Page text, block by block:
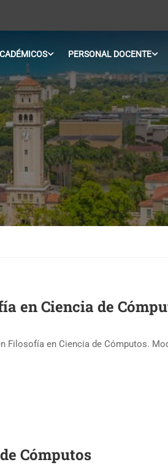
PERSONAL DOCENTE
en Ciencia de
Filosofía en Ciencia de Cómputos.
Cómputos